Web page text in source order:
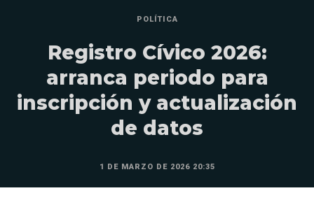
POLÍTICA
Registro Cívico 2026:
arranca periodo para
inscripción y actualización
de datos
1 DE MARZO DE 2026 20:35